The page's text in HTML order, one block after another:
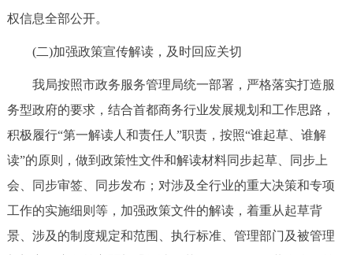
ENGLISH 한국어
ESPAÑOL العربية PORTUGUÊS
ITALIANO
权信息全部公开。
(二)加强政策宣传解读，及时回应关切
我局按照市政务服务管理局统一部署，严格落实打造服
务型政府的要求，结合首都商务行业发展规划和工作思路，
积极履行“第一解读人和责任人”职责，按照“谁起草、谁解
读”的原则，做到政策性文件和解读材料同步起草、同步上
会、同步审签、同步发布；对涉及全行业的重大决策和专项
工作的实施细则等，加强政策文件的解读，着重从起草背
景、涉及的制度规定和范围、执行标准、管理部门及被管理